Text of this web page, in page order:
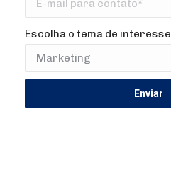
Escolha o tema de interesse